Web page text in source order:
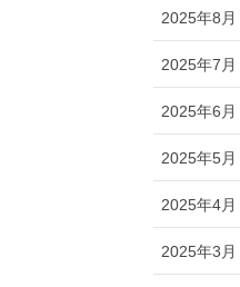
2025年8月
2025年7月
2025年6月
2025年5月
2025年4月
2025年3月